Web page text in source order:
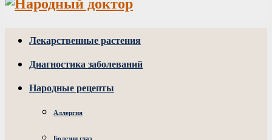
Лекарственные растения
Диагностика заболеваний
Народные рецепты
Аллергия